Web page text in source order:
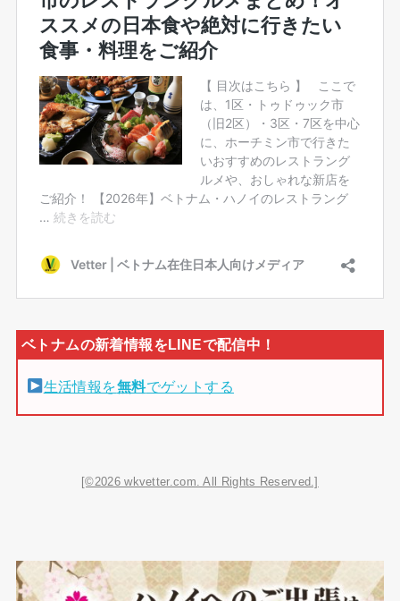
生活情報を無料でゲットする
[©2026 wkvetter.com. All Rights Reserved.]